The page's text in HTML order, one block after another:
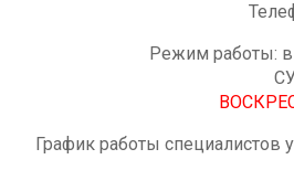
Режим работы: в
График работы специалистов